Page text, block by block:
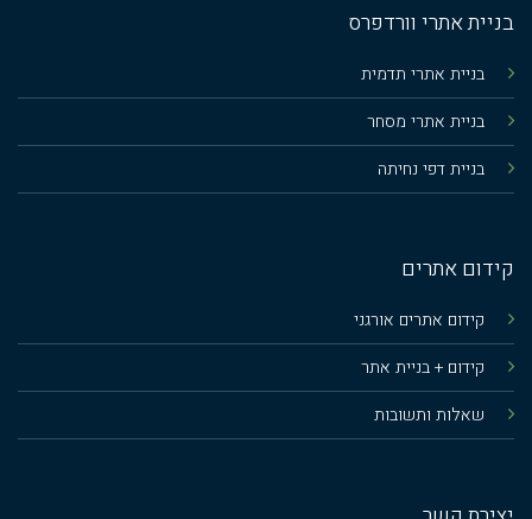
בניית אתרי וורדפרס
בניית אתרי תדמית
בניית אתרי מסחר
בניית דפי נחיתה
קידום אתרים
קידום אתרים אורגני
קידום + בניית אתר
שאלות ותשובות